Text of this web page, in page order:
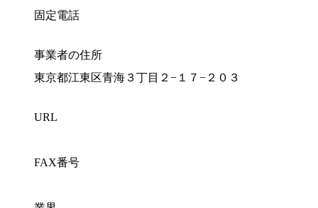
固定電話
事業者の住所
東京都江東区青海３丁目２−１７−２０３
URL
FAX番号